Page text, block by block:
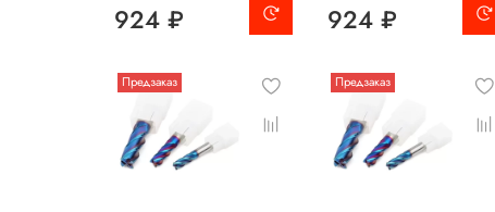
924 ₽ 924 ₽
Предзаказ Предзаказ